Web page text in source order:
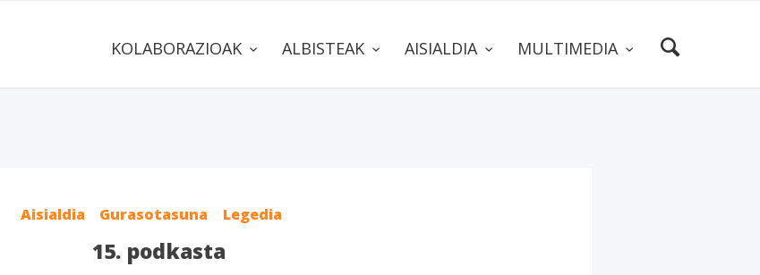
KOLABORAZIOAK ALBISTEAK AISIALDIA MULTIMEDIA
Aisialdia Gurasotasuna Legedia
15. podkasta